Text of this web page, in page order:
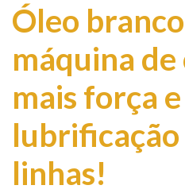
Óleo
máquina
mais força e
lubrificação
linhas!